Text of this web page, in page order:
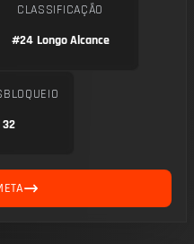
CLASSIFICAÇÃO
#24 Longo Alcance
32